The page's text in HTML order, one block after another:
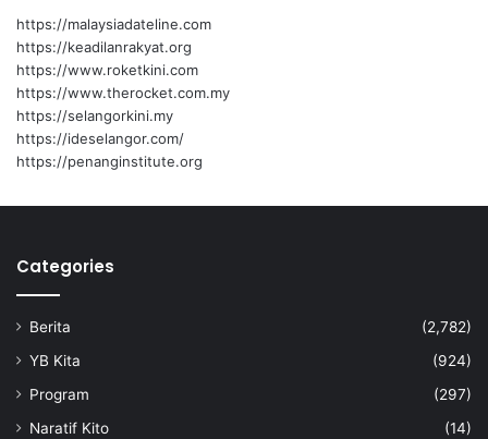
Senaling
n
t
u
u
s
a
h
n
m
p
t
a
n
e
k
r
e
https://malaysiadateline.com
https://keadilanrakyat.org
https://www.roketkini.com
https://www.therocket.com.my
https://selangorkini.my
https://ideselangor.com/
https://penanginstitute.org
Categories
Berita
(2,782)
YB Kita
(924)
Program
(297)
Naratif Kito
(14)